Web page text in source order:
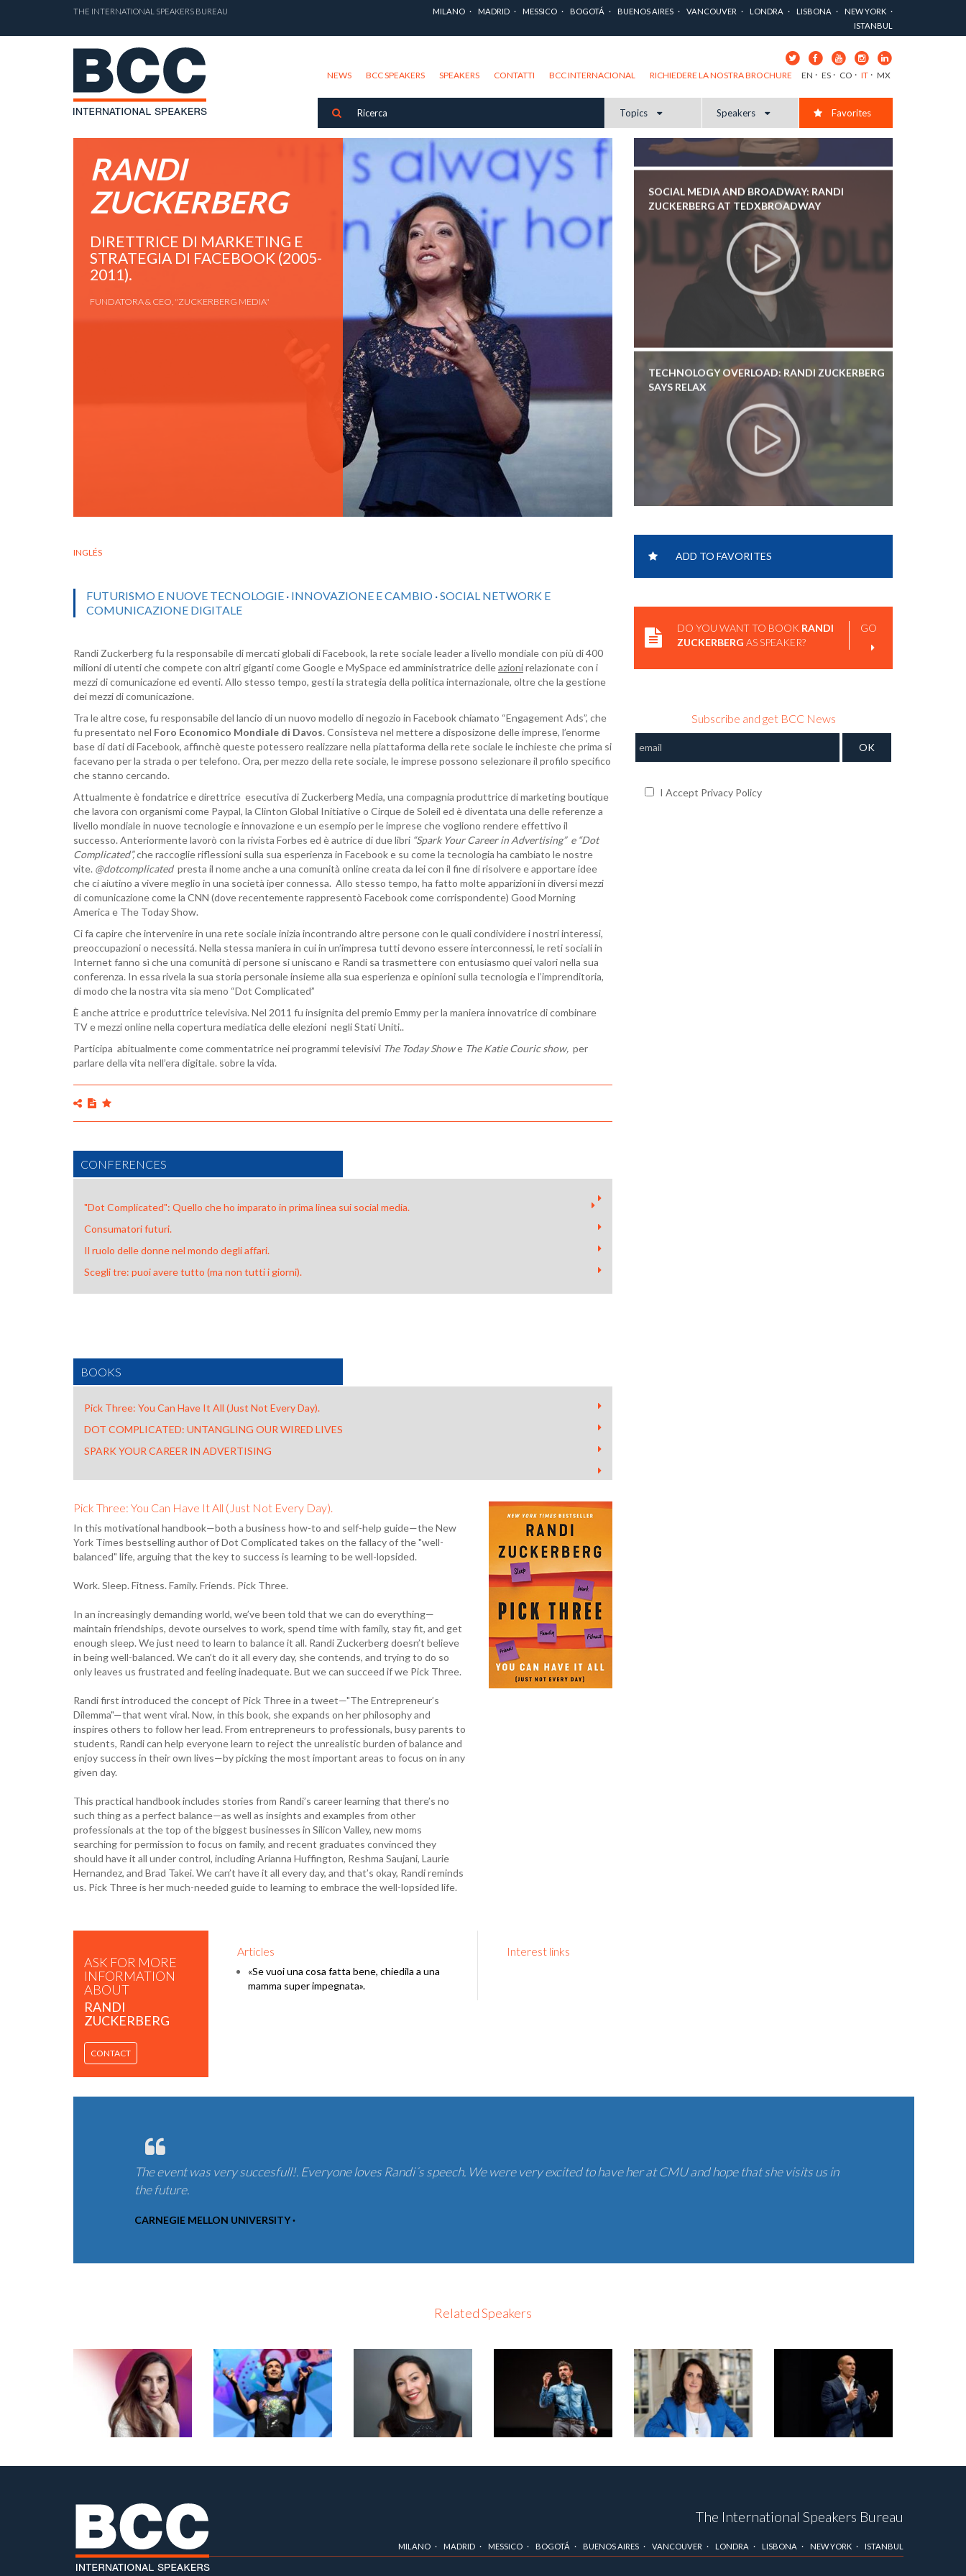
THE INTERNATIONAL SPEAKERS BUREAU MILANO MADRID MESSICO BOGOTÁ BUENOS AIRES VANCOUVER LONDRA LISBONA
NEW YORK
ISTANBUL
NEWS BCC SPEAKERS SPEAKERS CONTATTI BCC INTERNACIONAL RICHIEDERE LA NOSTRA BROCHURE EN ES CO IT MX
Topics Speakers Favorites
RANDI
ZUCKERBERG
DIRETTRICE DI MARKETING E
STRATEGIA DI FACEBOOK (2005-
2011).
FUNDATORA & CEO, "ZUCKERBERG MEDIA"
INGLÉS
FUTURISMO E NUOVE TECNOLOGIE · INNOVAZIONE E CAMBIO ·SOCIAL NETWORK E
COMUNICAZIONE DIGITALE
Randi Zuckerberg fu la responsabile di mercati globali di Facebook, la rete sociale leader a livello mondiale con più di 400
milioni di utenti che compete con altri giganti come Google e MySpace ed amministratrice delleazionirelazionate con i
mezzi di comunicazione ed eventi. Allo stesso tempo, gestí la strategia della politica internazionale, oltre che la gestione
dei mezzi di comunicazione.
Tra le altre cose, fu responsabile del lancio di un nuovo modello di negozio in Facebook chiamato “Engagement Ads”, che
fu presentato nel Foro Economico Mondiale di Davos. Consisteva nel mettere a disposizone delle imprese, l’enorme
base di dati di Facebook, affinchè queste potessero realizzare nella piattaforma della rete sociale le inchieste che prima si
facevano per la strada o per telefono. Ora, per mezzo della rete sociale, le imprese possono selezionare il profilo specifico
che stanno cercando.
Attualmente è fondatrice e direttrice esecutiva di Zuckerberg Media, una compagnia produttrice di marketing boutique
che lavora con organismi come Paypal, la Clinton Global Initiative o Cirque de Soleil ed è diventata una delle referenze a
livello mondiale in nuove tecnologie e innovazione e un esempio per le imprese che vogliono rendere effettivo il
successo. Anteriormente lavorò con la rivista Forbes ed è autrice di due libri “Spark Your Careerin Advertising” e “Dot
Complicated”,che raccoglie riflessioni sulla sua esperienza in Facebook e su come la tecnologia ha cambiato le nostre
vite. @dotcomplicated presta il nome anche a una comunità online creata da lei con il fine di risolvere e apportare idee
che ci aiutino a vivere meglio in una società iper connessa. Allo stesso tempo, ha fatto molte apparizioni in diversi mezzi
di comunicazione come la CNN (dove recentemente rappresentò Facebook come corrispondente) Good Morning
America e The Today Show.
Ci fa capire che intervenire in una rete sociale inizia incontrando altre persone con le quali condividere i nostri interessi,
preoccupazioni o necessitá. Nella stessa maniera in cui in un’impresa tutti devono essere interconnessi, le reti sociali in
Internet fanno sì che una comunità di persone si uniscano e Randi sa trasmettere con entusiasmo quei valori nella sua
conferenza. In essa rivela la sua storia personale insieme alla sua esperienza e opinioni sulla tecnologia e l’imprenditoria,
di modo che la nostra vita sia meno “Dot Complicated”
È anche attrice e produttrice televisiva. Nel 2011 fu insignita del premio Emmy per la maniera innovatrice di combinare
TV e mezzi online nella copertura mediatica delle elezioni negli Stati Uniti..
Participa abitualmente come commentatrice nei programmi televisivi The Today Showe The KatieCouricshow, per
parlare della vita nell’era digitale. sobre la vida.
CONFERENCES
"Dot Complicated": Quello che ho imparato in prima linea sui social media.
Consumatori futuri.
Il ruolo delle donne nel mondo degli affari.
Scegli tre: puoi avere tutto (ma non tutti i giorni).
BOOKS
Pick Three: You Can Have It All (Just Not Every Day).
DOT COMPLICATED: UNTANGLING OUR WIRED LIVES
SPARK YOUR CAREER IN ADVERTISING
Pick Three: You Can Have It All (Just Not Every Day).
In this motivational handbook—both a business how-to and self-help guide—the New
York Times bestselling author of Dot Complicated takes on the fallacy of the "well-
balanced" life, arguing that the key to success is learning to be well-lopsided.
Work. Sleep. Fitness. Family. Friends. Pick Three.
In an increasingly demanding world, we’ve been told that we can do everything—
maintain friendships, devote ourselves to work, spend time with family, stay fit, and get
enough sleep. We just need to learn to balance it all. Randi Zuckerberg doesn’t believe
in being well-balanced. We can’t do it all every day, she contends, and trying to do so
only leaves us frustrated and feeling inadequate. But we can succeed if we Pick Three.
Randi first introduced the concept of Pick Three in a tweet—"The Entrepreneur’s
Dilemma"—that went viral. Now, in this book, she expands on her philosophy and
inspires others to follow her lead. From entrepreneurs to professionals, busy parents to
students, Randi can help everyone learn to reject the unrealistic burden of balance and
enjoy success in their own lives—by picking the most important areas to focus on in any
given day.
This practical handbook includes stories from Randi’s career learning that there’s no
such thing as a perfect balance—as well as insights and examples from other
professionals at the top of the biggest businesses in Silicon Valley, new moms
searching for permission to focus on family, and recent graduates convinced they
should have it all under control, including Arianna Huffington, Reshma Saujani, Laurie
Hernandez, and Brad Takei. We can’t have it all every day, and that’s okay, Randi reminds
us. Pick Three is her much-needed guide to learning to embrace the well-lopsided life.
ASK FOR MORE
INFORMATION
ABOUT
RANDI
ZUCKERBERG
CONTACT
Articles
«Se vuoi una cosa fatta bene, chiedila a una
mamma super impegnata».
Interest links
SOCIAL MEDIA AND BROADWAY: RANDI
ZUCKERBERG AT TEDXBROADWAY
SAYS RELAX
TRENDS OF 2012 AT UBIQ PARIS
ADD TO FAVORITES
DO YOU WANT TO BOOK RANDI
ZUCKERBERG AS SPEAKER?
GO
Subscribe and get BCC News
I Accept Privacy Policy
The event was very succesfull!. Everyone loves Randi´s speech. We were very excited to have her at CMU and hope that she visits us in
the future.
CARNEGIE MELLON UNIVERSITY ·
Related Speakers
The International Speakers Bureau
MILANO MADRID MESSICO BOGOTÁ BUENOS AIRES VANCOUVER LONDRA LISBONA NEW YORK ISTANBUL